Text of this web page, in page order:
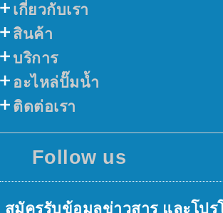
เกี่ยวกับเรา
สินค้า
บริการ
อะไหล่ปั๊มน้ำ
ติดต่อเรา
Follow us
สมัครรับข้อมูลข่าวสาร และโปร